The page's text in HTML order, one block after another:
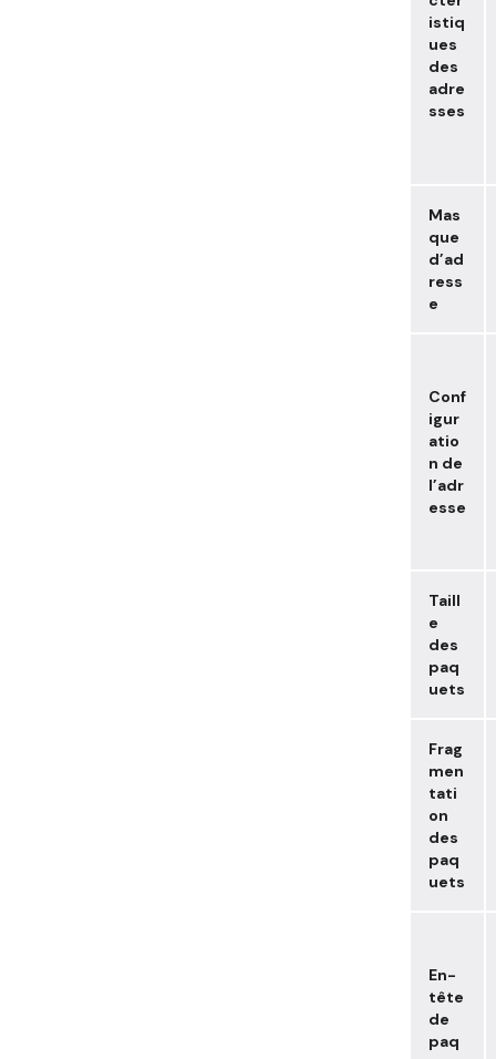
istiq
ues
des
adre
sses
Mas
que
d’ad
ress
e
Conf
igur
atio
n de
l’adr
esse
Taill
e
des
paq
uets
Frag
men
tati
on
des
paq
uets
En-
tête
de
paq